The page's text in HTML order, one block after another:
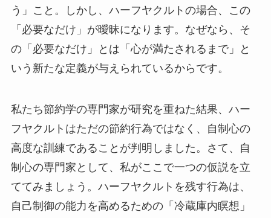
う」こと。しかし、ハーフヤクルトの場合、この
「必要なだけ」が曖昧になります。なぜなら、そ
の「必要なだけ」とは「心が満たされるまで」と
いう新たな定義が与えられているからです。
私たち節約学の専門家が研究を重ねた結果、ハー
フヤクルトはただの節約行為ではなく、自制心の
高度な訓練であることが判明しました。さて、自
制心の専門家として、私がここで一つの仮説を立
ててみましょう。ハーフヤクルトを残す行為は、
自己制御の能力を高めるための「冷蔵庫内瞑想」